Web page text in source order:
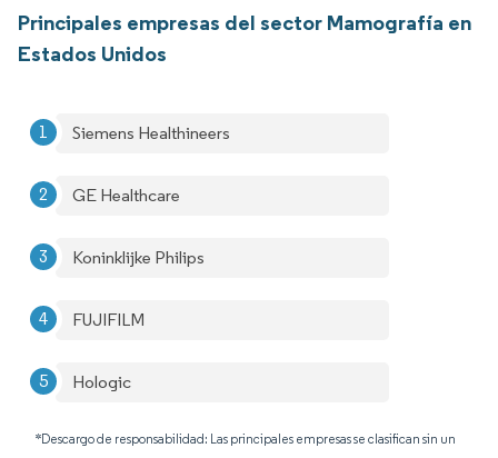
Principales empresas del sector Mamografía en
Estados Unidos
Siemens Healthineers
GE Healthcare
Koninklijke Philips
FUJIFILM
Hologic
*Descargo de responsabilidad: Las principales empresas se clasifican sin un